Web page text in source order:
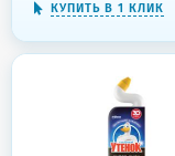
КУПИТЬ В 1 КЛИК